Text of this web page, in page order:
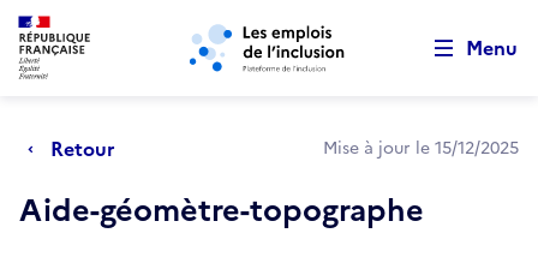
Aller au menu principal Aller au contenu principal
Menu
Retour Mise à jour le 15/12/2025
Aide-géomètre-topographe
Retour au début de la page
Panneau de gestion des cookies